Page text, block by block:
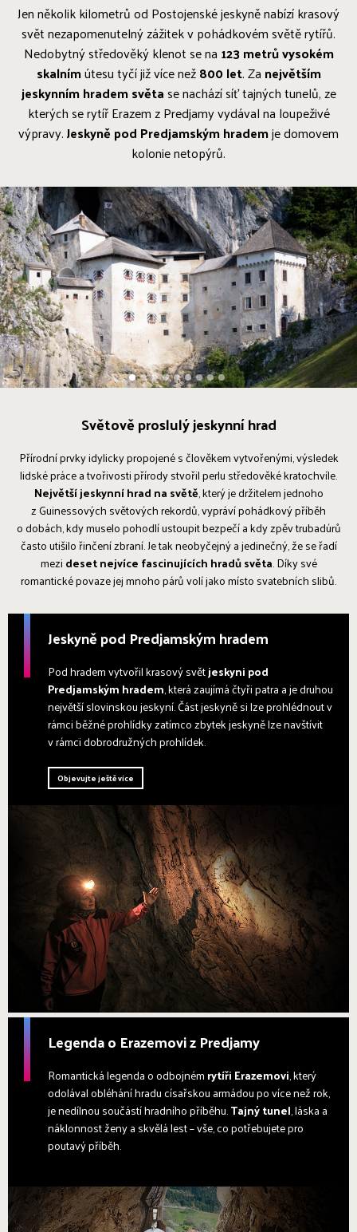
Jen několik kilometrů od Postojenské jeskyně nabízí krasový
svět nezapomenutelný zážitek v pohádkovém světě rytířů.
Nedobytný středověký klenot se na 123 metrů vysokém
skalnímútesu tyčí již více než800 let. Za největším
jeskynním hradem světase nachází síť tajných tunelů, ze
kterých se rytíř Erazem z Predjamy vydával na loupeživé
výpravy.Jeskyně pod Predjamským hrademje domovem
kolonie netopýrů.
1 2 3 4 5 6 7 8 9
Světově proslulý jeskynní hrad
Přírodní prvky idylicky propojené s člověkem vytvořenými, výsledek
lidské práce a tvořivosti přírody stvořil perlu středověké kratochvíle.
Největší jeskynní hrad na světě, který je držitelem jednoho
z Guinessových světových rekordů, vypráví pohádkový příběh
o dobách, kdy muselo pohodlí ustoupit bezpečí a kdy zpěv trubadúrů
často utišilo řinčení zbraní. Je tak neobyčejný a jedinečný, že se řadí
mezi deset nejvíce fascinujících hradů světa. Díky své
romantické povaze jej mnoho párů volí jako místo svatebních slibů.
Jeskyně pod Predjamským hradem
Pod hradem vytvořil krasový světjeskyni pod
Predjamským hradem, která zaujímá čtyři patra a je druhou
největší slovinskou jeskyní. Část jeskyně si lze prohlédnout v
rámci běžné prohlídky zatímco zbytek jeskyně lze navštívit
v rámci dobrodružných prohlídek.
Objevujte ještě více
Legenda o Erazemovi z Predjamy
Romantická legenda o odbojném rytíři Erazemovi, který
odolával obléhání hradu císařskou armádou po více než rok,
je nedílnou součástí hradního příběhu.Tajný tunel, láska a
náklonnost ženy a skvělá lest – vše, co potřebujete pro
poutavý příběh.